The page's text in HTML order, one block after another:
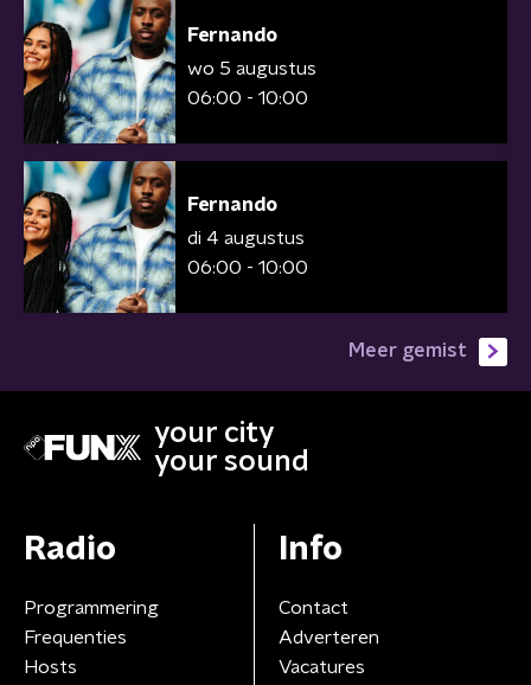
Fernando
wo 5 augustus
06:00 - 10:00
Fernando
di 4 augustus
06:00 - 10:00
Meer gemist
your city
your sound
Radio
Programmering
Frequenties
Hosts
Info
Contact
Adverteren
Vacatures